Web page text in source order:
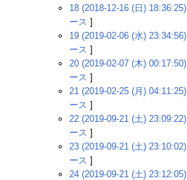
18 (2018-12-16 (日) 18:36:25)
ース ]
19 (2019-02-06 (水) 23:34:56)
ース ]
20 (2019-02-07 (木) 00:17:50)
ース ]
21 (2019-02-25 (月) 04:11:25)
ース ]
22 (2019-09-21 (土) 23:09:22)
ース ]
23 (2019-09-21 (土) 23:10:02)
ース ]
24 (2019-09-21 (土) 23:12:05)